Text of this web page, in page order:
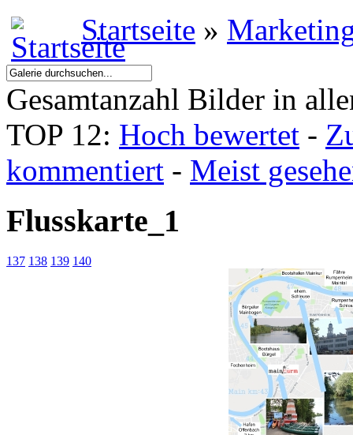
Startseite »
Gesamtanzahl Bilder in
TOP 12: Hoch bewertet -
kommentiert - Meist
Flusskarte_1
137 138 139 140